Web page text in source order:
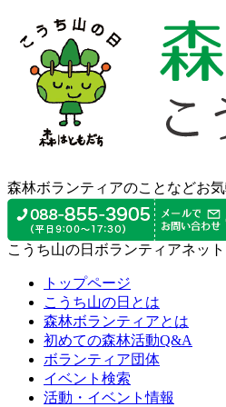
森林ボランティアのことなどお
こうち山の日ボランティアネッ
トップページ
こうち山の日とは
森林ボランティアとは
初めての森林活動Q&A
ボランティア団体
イベント検索
活動・イベント情報